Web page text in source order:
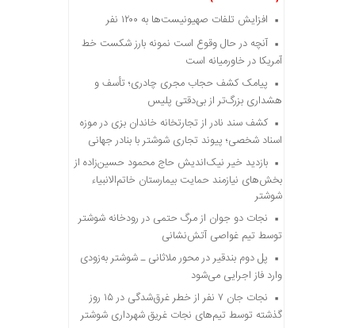
افزایش تلفات صهیونیست‌ها به ۱۲۰۰ نفر
آنچه در حال وقوع است نمونه بارز شکست خط
آمریکا در خاورمیانه است
پیامک کشف حجاب مجری چادری؛ تأسف و
هشداری بزرگ‌تر از بی‌دقتی پلیس
کشف سند نادر از تجارتخانه خاندان بزی در موزه
اسناد شخصی؛ پیوند تجاری شوشتر با بنادر جهانی
بازدید خیر نیک‌اندیش حاج محمود حسین‌زاده از
بخش‌های نیازمند حمایت بیمارستان خاتم‌الانبیاء
شوشتر
نجات دو جوان از مرگ حتمی در رودخانه شوشتر
توسط تیم غواصی آتش‌نشانی
پل دوم بندقیر در محور ملاثانی ـ شوشتر به‌زودی
وارد فاز اجرایی می‌شود
نجات جان ۷ نفر از خطر غرق‌شدگی در ۱۵ روز
گذشته توسط تیم‌های نجات غریق شهرداری شوشتر